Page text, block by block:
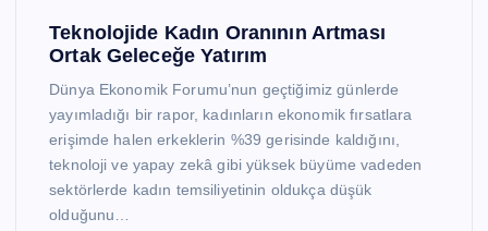
Teknolojide Kadın Oranının Artması
Ortak Geleceğe Yatırım
Dünya Ekonomik Forumu’nun geçtiğimiz günlerde
yayımladığı bir rapor, kadınların ekonomik fırsatlara
erişimde halen erkeklerin %39 gerisinde kaldığını,
teknoloji ve yapay zekâ gibi yüksek büyüme vadeden
sektörlerde kadın temsiliyetinin oldukça düşük
olduğunu…